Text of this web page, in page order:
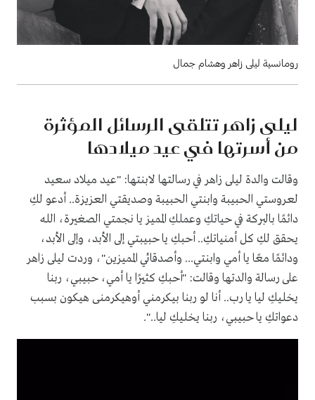
رومانسية ليلى زاهر وهشام جمال
ليلى زاهر تتلقى الرسائل المؤثرة
من أسرتها في عيد ميلادها
وقالت والدة ليلى زاهر في رسالتها لابنتها: "عيد ميلاد سعيد
لعروستي الحبيبة وابنتي الحبيبة وصديقتي العزيزة.. أدعو لكِ
دائمًا بالبركة في حياتكِ وعملكِ المميز يا نجمتي الصغيرة، الله
يحقق لكِ كل أمنياتكِ.. أحبكِ يا حبيبتي إلى الأبد، وإلى الأبد،
ودائمًا معًا يا أمي وابنتي... وأصدقائي المميزين"، وردت ليلى زاهر
على رسالة والدتها وقالت: "أحبكِ كثيرًا يا أمي، حبيبي، ربنا
يخليكِ ليا يا رب.. أنا لو ربنا بيكرمني أوهيكرمنى هيكون بسبب
دعواتكِ يا حبيبي، ربنا يخليكِ ليا..".